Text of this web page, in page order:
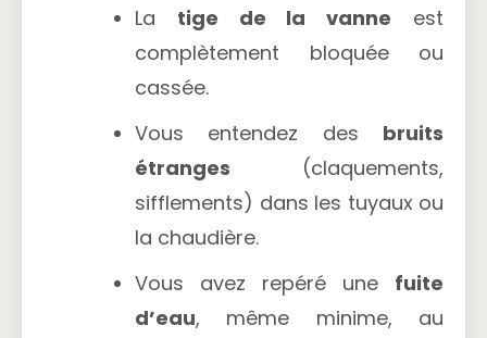
La tige de la vanne est
complètement bloquée ou
cassée.
Vous entendez des bruits
étranges (claquements,
sifflements) dans les tuyaux ou
la chaudière.
Vous avez repéré une fuite
d’eau, même minime, au